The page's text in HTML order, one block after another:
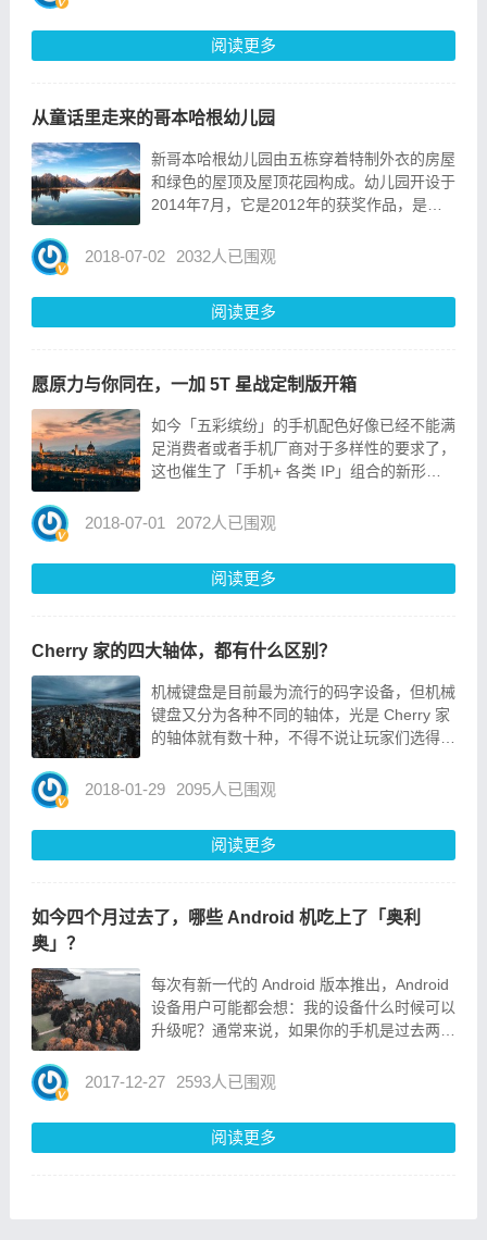
一系列高架道路...
阅读更多
从童话里走来的哥本哈根幼儿园
新哥本哈根幼儿园由五栋穿着特制外衣的房屋
和绿色的屋顶及屋顶花园构成。幼儿园开设于
2014年7月，它是2012年的获奖作品，是丹
程师们的共同杰作。COBE想借此项目创建一
佳...
2018-07-02 2032人已围观
阅读更多
愿原力与你同在，一加 5T 星战定制版开箱
如今「五彩缤纷」的手机配色好像已经不能满
足消费者或者手机厂商对于多样性的要求了，
这也催生了「手机+ 各类 IP」组合的新形
版。而这次，一加「勾搭」上了星战，带来了
2018-07-01 2072人已围观
阅读更多
Cherry 家的四大轴体，都有什么区别？
机械键盘是目前最为流行的码字设备，但机械
键盘又分为各种不同的轴体，光是 Cherry 家
的轴体就有数十种，不得不说让玩家们选得是
如何去挑选适合自己的机械键盘呢？我认为，
说，Cher...
2018-01-29 2095人已围观
阅读更多
如今四个月过去了，哪些 Android 机吃上了「奥利
奥」？
每次有新一代的 Android 版本推出，Android
设备用户可能都会想：我的设备什么时候可以
升级呢？通常来说，如果你的手机是过去两年
每家制造商都不一样，具体还要看你所使用的
2017-12-27 2593人已围观
阅读更多